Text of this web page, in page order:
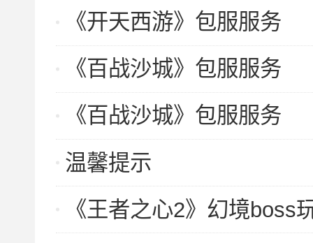
《开天西游》包服服务
《百战沙城》包服服务
《百战沙城》包服服务
温馨提示
《王者之心2》幻境boss